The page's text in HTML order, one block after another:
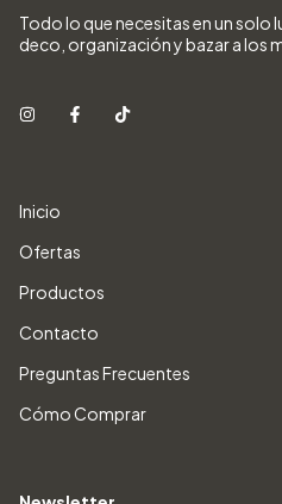
Todo lo que necesitas en un solo
deco, organización y bazar a los
Inicio
Ofertas
Productos
Contacto
Preguntas Frecuentes
Cómo Comprar